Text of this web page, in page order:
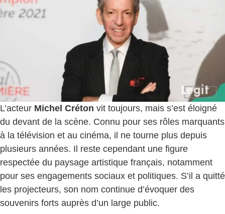
L’acteur Michel Créton vit toujours, mais s’est éloigné
du devant de la scène. Connu pour ses rôles marquants
à la télévision et au cinéma, il ne tourne plus depuis
plusieurs années. Il reste cependant une figure
respectée du paysage artistique français, notamment
pour ses engagements sociaux et politiques. S’il a quitté
les projecteurs, son nom continue d’évoquer des
souvenirs forts auprès d’un large public.